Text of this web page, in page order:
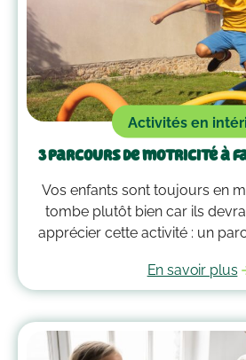
Activités en
3 parcours de motricité à
Vos enfants sont toujours en
tombe plutôt bien car ils
apprécier cette activité : un
qui vous guideront pour savoir
parcours de motricité à
En savoir plus